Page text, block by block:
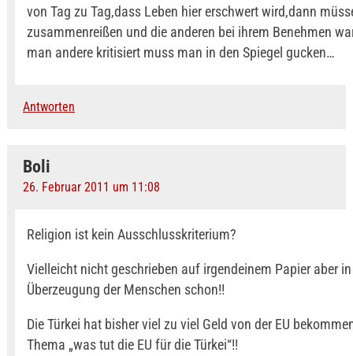
von Tag zu Tag,dass Leben hier erschwert wird,dann
zusammenreißen und die anderen bei ihrem Benehmen
man andere kritisiert muss man in den Spiegel gucken…
Antworten
Boli
26. Februar 2011 um 11:08
Religion ist kein Ausschlusskriterium?
Vielleicht nicht geschrieben auf irgendeinem Papier aber
Überzeugung der Menschen schon!!
Die Türkei hat bisher viel zu viel Geld von der EU
Thema „was tut die EU für die Türkei“!!